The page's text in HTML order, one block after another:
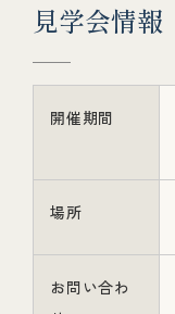
見学会情報
開催期間
場所
お問い合わ